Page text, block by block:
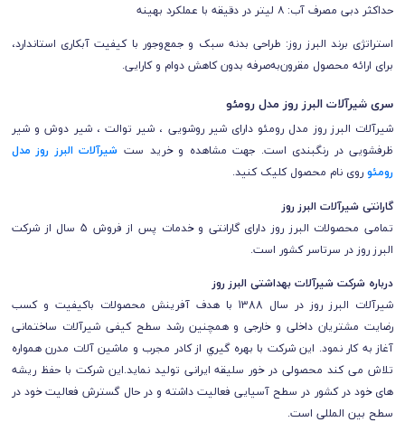
حداکثر دبی مصرف آب: ۸ لیتر در دقیقه با عملکرد بهینه
استراتژی برند البرز روز: طراحی بدنه سبک و جمع‌وجور با کیفیت آبکاری استاندارد،
برای ارائه محصول مقرون‌به‌صرفه بدون کاهش دوام و کارایی.
سری شیرآلات البرز روز مدل رومئو
شیرآلات البرز روزمدل رومئو دارای شیر روشویی ، شیر توالت ، شیر دوش و شیر
ظرفشویی در رنگبندی است. جهت مشاهده و خرید ست شیرآلات البرز روز مدل
رومئوروی نام محصول کلیک کنید.
گارانتی شیرآلات البرز روز
تمامی محصولات البرز روز دارای گارانتی و خدمات پس از فروش 5 سال از شرکت
البرز روز در سرتاسر کشور است.
درباره شرکت شیرآلات بهداشتی البرز روز
شیرآلات البرز روز در سال 1388 با هدف آفرینش محصولات باکیفیت و کسب
رضایت مشتریان داخلی و خارجی و همچنین رشد سطح کیفی شیرآلات ساختمانی
آغاز به کار نمود. این شرکت با بهره گیري از کادر مجرب و ماشین آلات مدرن همواره
تلاش می کند محصولی در خور سلیقه ایرانی تولید نماید.این شرکت با حفظ ریشه
های خود در کشور در سطح آسیایی فعالیت داشته و در حال گسترش فعالیت خود در
سطح بین المللی است.